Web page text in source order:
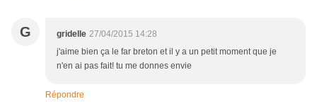
G gridelle 27/04/2015 14:28
j'aime bien ça le far breton et il y a un petit moment que je
n'en ai pas fait! tu me donnes envie
Répondre